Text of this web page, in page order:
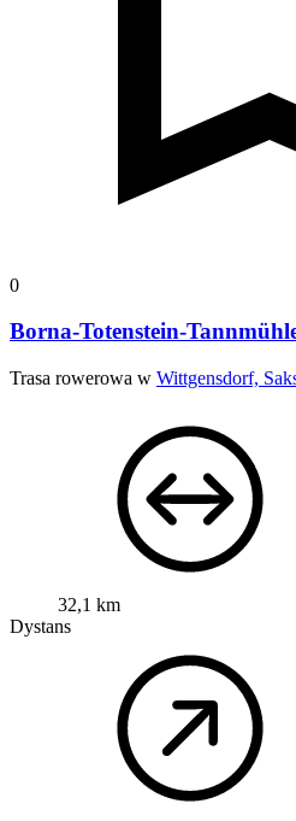
0
Borna-Totenstein-
Trasa rowerowa w Wittgensdorf,
32,1 km
Dystans